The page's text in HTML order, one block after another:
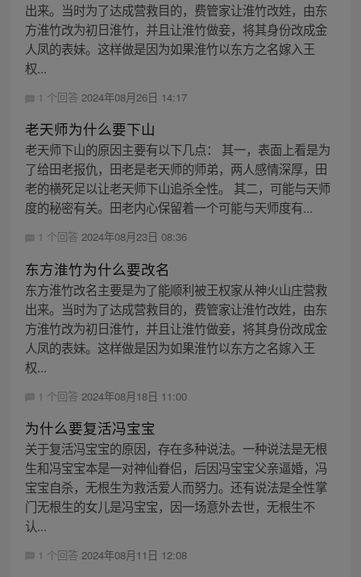
出来。当时为了达成营救目的，费管家让淮竹改姓，由东
方淮竹改为初日淮竹，并且让淮竹做妾，将其身份改成金
人凤的表妹。这样做是因为如果淮竹以东方之名嫁入王
权...
1 个回答 2024年08月26日 14:17
老天师为什么要下山
老天师下山的原因主要有以下几点： 其一，表面上看是为
了给田老报仇，田老是老天师的师弟，两人感情深厚，田
老的横死足以让老天师下山追杀全性。 其二，可能与天师
度的秘密有关。田老内心保留着一个可能与天师度有...
1 个回答 2024年08月23日 08:36
东方淮竹为什么要改名
东方淮竹改名主要是为了能顺利被王权家从神火山庄营救
出来。当时为了达成营救目的，费管家让淮竹改姓，由东
方淮竹改为初日淮竹，并且让淮竹做妾，将其身份改成金
人凤的表妹。这样做是因为如果淮竹以东方之名嫁入王
权...
1 个回答 2024年08月18日 11:00
为什么要复活冯宝宝
关于复活冯宝宝的原因，存在多种说法。一种说法是无根
生和冯宝宝本是一对神仙眷侣，后因冯宝宝父亲逼婚，冯
宝宝自杀，无根生为救活爱人而努力。还有说法是全性掌
门无根生的女儿是冯宝宝，因一场意外去世，无根生不
认...
1 个回答 2024年08月11日 12:08